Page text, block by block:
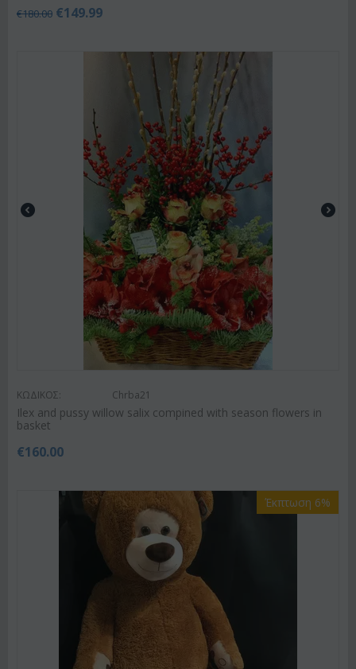
€180.00 €149.99
ΚΩΔΙΚΟΣ: Chrba21
Ilex and pussy willow salix compined with season flowers in
basket
€160.00
Έκπτωση 6%